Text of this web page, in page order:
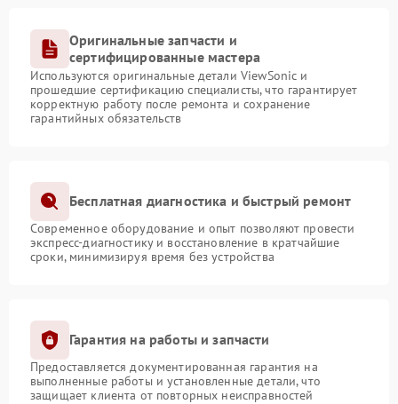
Оригинальные запчасти и
сертифицированные мастера
Используются оригинальные детали ViewSonic и
прошедшие сертификацию специалисты, что гарантирует
корректную работу после ремонта и сохранение
гарантийных обязательств
Бесплатная диагностика и быстрый ремонт
Современное оборудование и опыт позволяют провести
экспресс-диагностику и восстановление в кратчайшие
сроки, минимизируя время без устройства
Гарантия на работы и запчасти
Предоставляется документированная гарантия на
выполненные работы и установленные детали, что
защищает клиента от повторных неисправностей